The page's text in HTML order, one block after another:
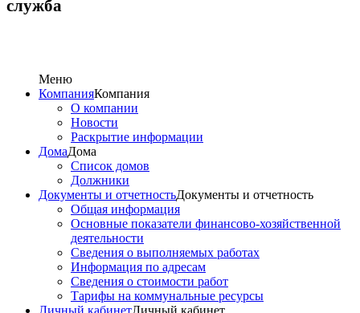
служба
Меню
КомпанияКомпания
О компании
Новости
Раскрытие информации
ДомаДома
Список домов
Должники
Документы и отчетностьДокументы и отчетность
Общая информация
Основные показатели финансово-хозяйственной
деятельности
Сведения о выполняемых работах
Информация по адресам
Сведения о стоимости работ
Тарифы на коммунальные ресурсы